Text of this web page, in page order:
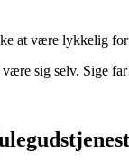
at være lykkelig for
sig selv. Sige